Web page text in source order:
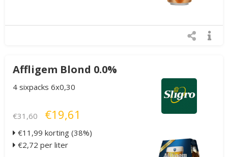
Affligem Blond 0.0%
4 sixpacks 6x0,30
€31,60 €19,61
€11,99 korting (38%)
€2,72 per liter